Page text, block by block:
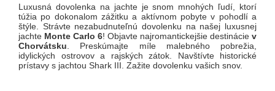
Luxusná dovolenka na jachte je snom mnohých ľudí, ktorí
túžia po dokonalom zážitku a aktívnom pobyte v pohodlí a
štýle. Strávte nezabudnuteľnú dovolenku na našej luxusnej
jachte Monte Carlo 6! Objavte najromantickejšie destinácie v
Chorvátsku. Preskúmajte míle malebného pobrežia,
idylických ostrovov a rajských zátok. Navštívte historické
prístavy s jachtou Shark III. Zažite dovolenku vašich snov.